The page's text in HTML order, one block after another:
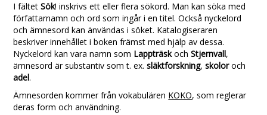
I fältetSök! inskrivs ett eller flera sökord. Man kan söka med
författarnamn och ord som ingår i en titel. Också nyckelord
och ämnesord kan änvändas i söket. Katalogiseraren
beskriver innehållet i boken främst med hjälp av dessa.
Nyckelord kan vara namn som LappträskochStjernvall,
ämnesord är substantiv som t. ex.släktforskning,skoloroch
adel.
Ämnesorden kommer från vokabulären KOKO, som reglerar
deras form och användning.